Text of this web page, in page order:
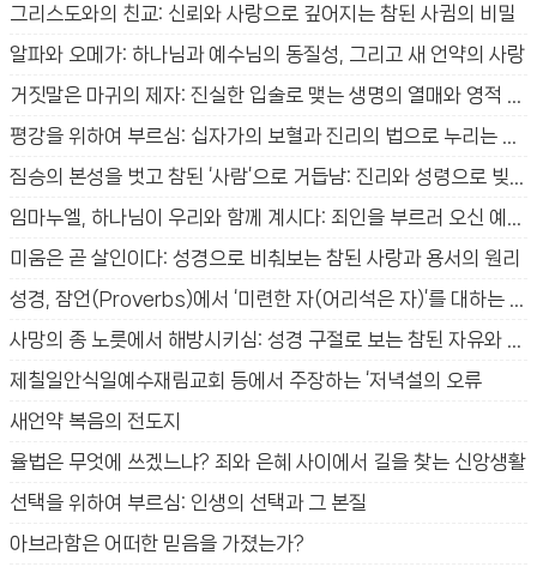
그리스도와의 친교: 신뢰와 사랑으로 깊어지는 참된 사귐의 비밀
알파와 오메가: 하나님과 예수님의 동질성, 그리고 새 언약의 사랑
미움은 곧 살인이다: 성경으로 비춰보는 참된 사랑과 용서의 원리
제칠일안식일예수재림교회 등에서 주장하는 ‘저녁설의 오류
새언약 복음의 전도지
율법은 무엇에 쓰겠느냐? 죄와 은혜 사이에서 길을 찾는 신앙생활
선택을 위하여 부르심: 인생의 선택과 그 본질
아브라함은 어떠한 믿음을 가졌는가?